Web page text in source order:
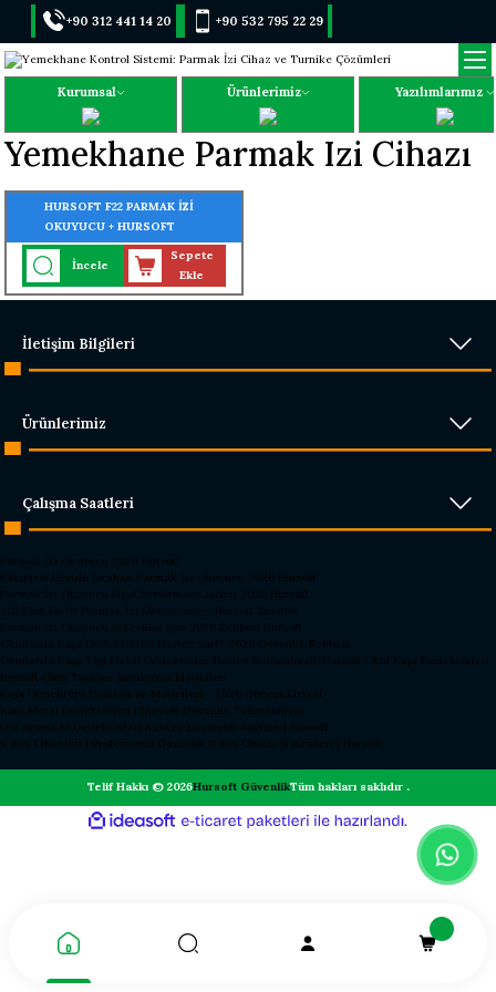
+90 312 441 14 20 +90 532 795 22 29
Kurumsal Ürünlerimiz Yazılımlarımız
Yemekhane Parmak Izi Cihazı
HURSOFT F22 PARMAK İZİ
OKUYUCU + HURSOFT
YEMEKHANE TAKİP PROGRAMI
İncele
Sepete
Ekle
İletişim Bilgileri
Ürünlerimiz
Çalışma Saatleri
Parmak İzi Okuyucu 2026 Hursoft
Rakipleri Geride Bırakan Parmak İzi Okuyucu 2026 Hursoft
Parmak İzi Okuyucu Fiyat Performans Lideri 2026 Hursoft
2026’nın En İyi Parmak İzi Okuyucusu – Hursoft Zirvede
Parmak İzi Okuyucu Alacaklar İçin 2026 Rehberi Hursoft
Okullarda Kapı Dedektörleri Neden Şart? 2026 Güvenlik Rehberi
Okullarda Kapı Tipi Metal Dedektörler Neden Kullanılmalı?Hursoft Okul Kapı Dedektörleri
Hursoft Okul Turnike Sundurma Modelleri
Kapı Dedektörü Fiyatları ve Modelleri - 2026 Güncel Listesi
Kapı Metal Dedektörleri | Hursoft Güvenlik Teknolojileri
Üst Arama El Dedektörleri Kaliteli Dayanıklı Sağlam | Hursoft
X Ray Cihazları | Profesyonel Güvenlik X Ray Cihazı Sistemleri | Hursoft
Telif Hakkı © 2026Hursoft GüvenlikTüm hakları saklıdır .
ideasoft
e-
hazırlandı.